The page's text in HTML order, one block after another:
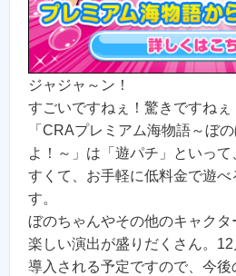
ジャジャ～ン！
すごいですねぇ！驚きですねぇ
「CRAプレミアム海物語～ぼ
よ！～」は「遊パチ」といっ
すくて、お手軽に低料金で遊べ
す。
ぼのちゃんやその他のキャク
楽しい演出が盛りだくさん。
導入される予定ですので、今